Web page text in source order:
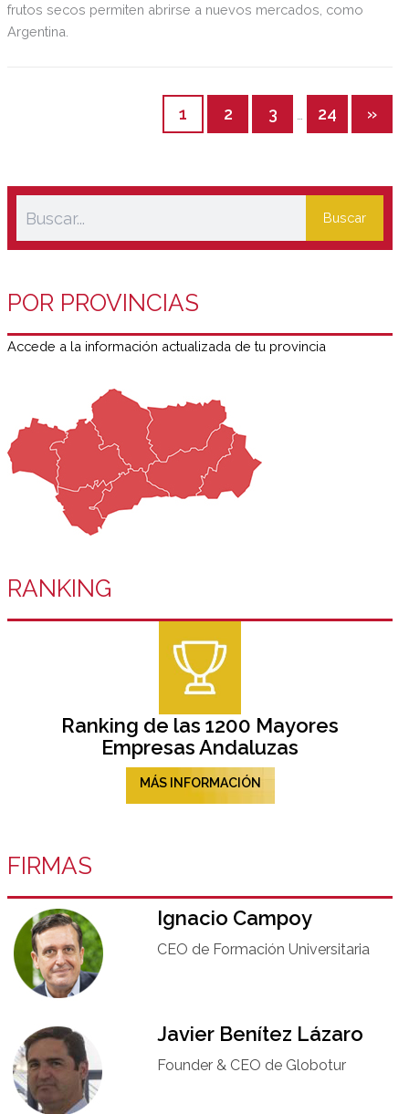
frutos secos permiten abrirse a nuevos mercados, como
Argentina.
1 2 3 24 »
Buscar
POR PROVINCIAS
Accede a la información actualizada de tu provincia
RANKING
Ranking de las 1200 Mayores
Empresas Andaluzas
MÁS INFORMACIÓN
FIRMAS
Ignacio Campoy​
CEO de Formación Universitaria​
Javier Benítez Lázaro
Founder & CEO de Globotur​